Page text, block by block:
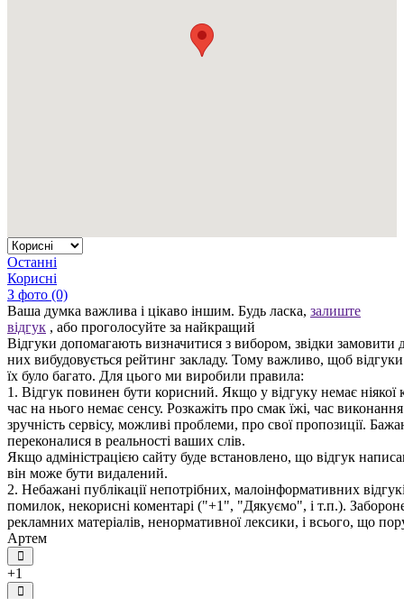
Останні
Корисні
З фото (0)
Ваша думка важлива і цікаво іншим. Будь ласка, залиште
відгук , або проголосуйте за найкращий
Відгуки допомагають визначитися з вибором, звідки замовити
них вибудовується рейтинг закладу. Тому важливо, щоб
їх було багато. Для цього ми виробили правила:
1. Відгук повинен бути корисний. Якщо у відгуку немає ніякої
час на нього немає сенсу. Розкажіть про смак їжі, час
зручність сервісу, можливі проблеми, про свої пропозиції.
переконалися в реальності ваших слів.
Якщо адміністрацією сайту буде встановлено, що відгук
він може бути видалений.
2. Небажані публікації непотрібних, малоінформативних
помилок, некорисні коментарі ("+1", "Дякуємо", і т.п.).
рекламних матеріалів, ненормативної лексики, і всього, що
Артем
+1